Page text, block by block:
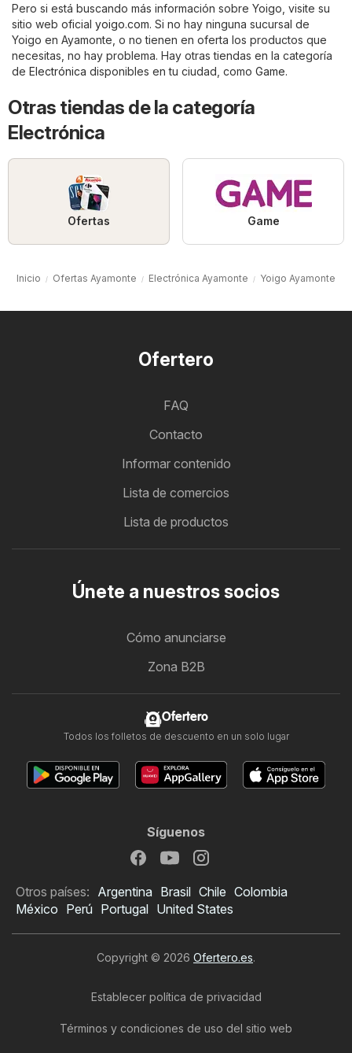
Pero si está buscando más información sobre Yoigo, visite su
sitio web oficial yoigo.com. Si no hay ninguna sucursal de
Yoigo en Ayamonte, o no tienen en oferta los productos que
necesitas, no hay problema. Hay otras tiendas en la categoría
de Electrónica disponibles en tu ciudad, como Game.
Otras tiendas de la categoría
Electrónica
Ofertas Game
Inicio Ofertas Ayamonte Electrónica Ayamonte Yoigo Ayamonte
Ofertero
FAQ
Contacto
Informar contenido
Lista de comercios
Lista de productos
Únete a nuestros socios
Cómo anunciarse
Zona B2B
Ofertero
Todos los folletos de descuento en un solo lugar
Síguenos
Otros países: Argentina Brasil Chile Colombia
México Perú Portugal United States
Copyright © 2026 Ofertero.es.
Establecer política de privacidad
Términos y condiciones de uso del sitio web